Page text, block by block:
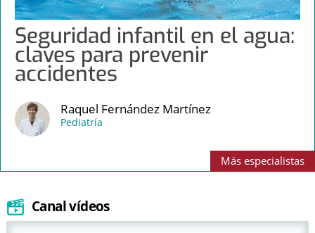
Seguridad infantil en el agua:
claves para prevenir
accidentes
Raquel Fernández Martínez
Pediatría
Más especialistas
Canal vídeos